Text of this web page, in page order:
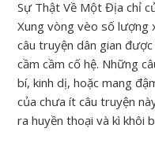
Xung vòng vèo số
câu truyện dân gian
cầm cầm cố hệ. Những
bí, kinh dị, hoặc mang
của chưa ít câu truyện
ra huyền thoại và kì khôi